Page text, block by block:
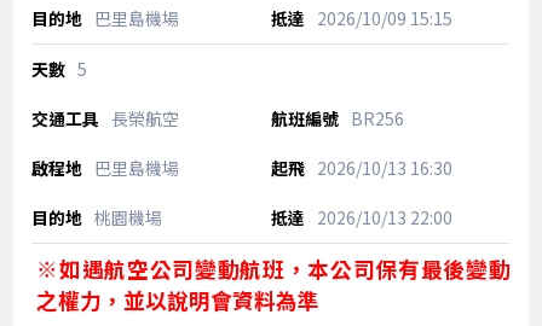
巴里島機場 2026/10/09 15:15
5
長榮航空 BR256
巴里島機場 2026/10/13 16:30
桃園機場 2026/10/13 22:00
※如遇航空公司變動航班，本公司保有最後變動
之權力，並以說明會資料為準